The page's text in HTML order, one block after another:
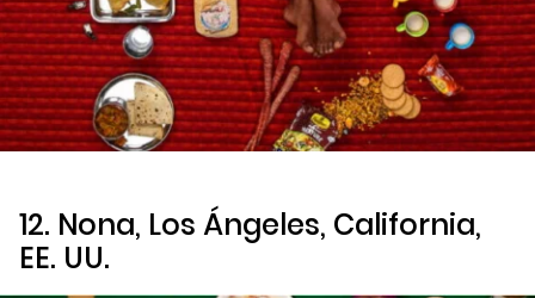
12. Nona, Los Ángeles, California,
EE. UU.